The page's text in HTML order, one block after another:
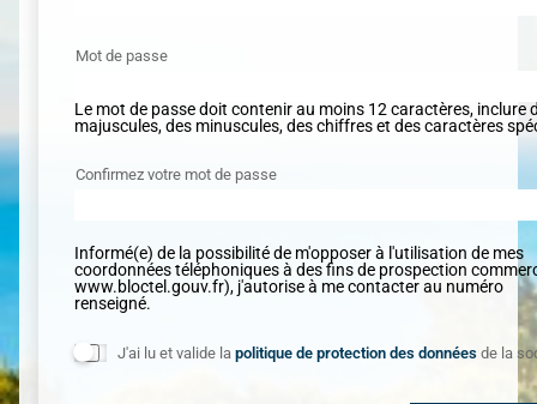
Mot de passe
Le mot de passe doit contenir au moins 12 caractères, inclure
majuscules, des minuscules, des chiffres et des caractères
Confirmez votre mot de passe
Informé(e) de la possibilité de m'opposer à l'utilisation de mes
coordonnées téléphoniques à des fins de prospection
www.bloctel.gouv.fr), j'autorise à me contacter au numéro
renseigné.
J'ai lu et valide la politique de protection des données de la